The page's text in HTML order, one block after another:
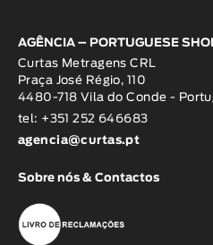
AGÊNCIA – PORTUGUESE
Curtas Metragens CRL
Praça José Régio, 110
4480-718 Vila do Conde -
tel: +351 252 646683
agencia@curtas.pt
Sobre nós & Contactos